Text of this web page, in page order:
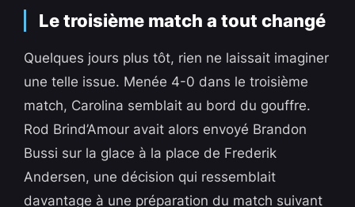
Le troisième match a tout changé
Quelques jours plus tôt, rien ne laissait imaginer
une telle issue. Menée 4-0 dans le troisième
match, Carolina semblait au bord du gouffre.
Rod Brind’Amour avait alors envoyé Brandon
Bussi sur la glace à la place de Frederik
Andersen, une décision qui ressemblait
davantage à une préparation du match suivant